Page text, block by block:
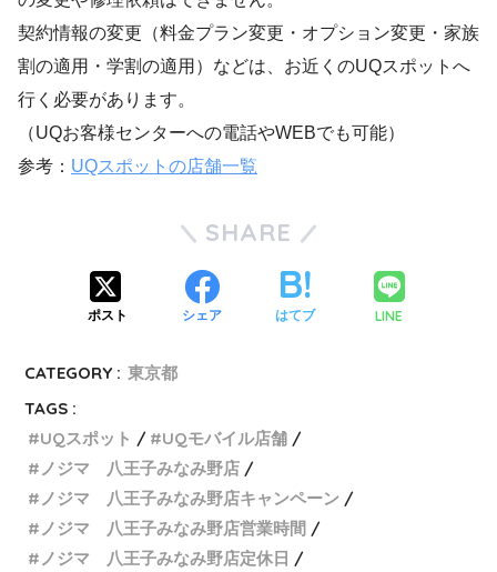
契約情報の変更（料金プラン変更・オプション変更・家族
割の適用・学割の適用）などは、お近くのUQスポットへ
行く必要があります。
（UQお客様センターへの電話やWEBでも可能）
参考： UQスポットの店舗一覧
SHARE
ポスト シェア はてブ LINE
CATEGORY : 東京都
TAGS :
UQスポット
UQモバイル店舗
ノジマ 八王子みなみ野店
ノジマ 八王子みなみ野店キャンペーン
ノジマ 八王子みなみ野店営業時間
ノジマ 八王子みなみ野店定休日